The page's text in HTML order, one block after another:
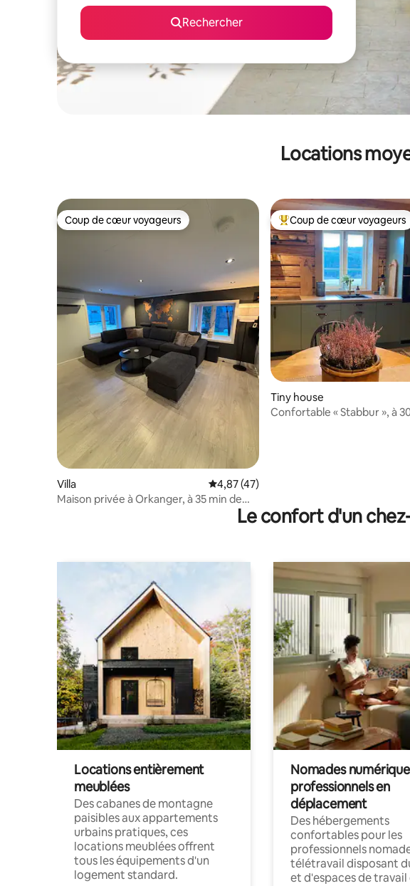
Rechercher
Locations
Coup de cœur voyageurs
Coup de cœur voyageurs
Villa Évaluation moyenne sur la base de 47
4,87 (47)
Maison privée à Orkanger, à 35 min de
Coups de cœur voyageurs
Coup de cœur voyageurs
Tiny house
Confortable « Stabbur », à
Le confort d'un
Locations entièrement
meublées
Des cabanes de montagne
paisibles aux appartements
urbains pratiques, ces
locations meublées offrent
tous les équipements d'un
logement standard.
Nomades
professionnels en
déplacement
Des hébergements
confortables pour les
professionnels
télétravail disposant
et d'espaces de travail